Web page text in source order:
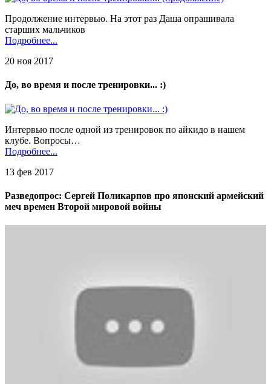
Продолжение интервью. На этот раз Даша опрашивала
старших мальчиков
Подробнее...
20 ноя 2017
До, во время и после тренировки... :)
Интервью после одной из тренировок по айкидо в нашем
клубе. Вопросы…
Подробнее...
13 фев 2017
Разведопрос: Сергей Поликарпов про японский армейский
меч времен Второй мировой войны